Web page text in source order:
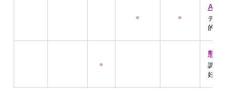
● ●
デジ
的か
●
態度
調査
好意